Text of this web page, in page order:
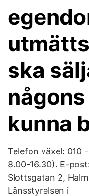
ska
kunna
Telefon växel: 010
8.00-16.30). E-
Slottsgatan 2,
Länsstyrelsen i